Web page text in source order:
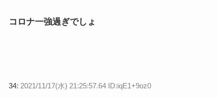
コロナ一強過ぎでしょ
34: 2021/11/17(水) 21:25:57.64 ID:iqE1+9oz0